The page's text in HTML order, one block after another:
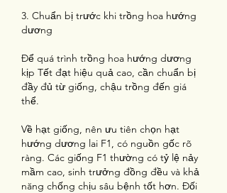
3. Chuẩn bị trước khi trồng hoa hướng
dương
Để quá trình trồng hoa hướng dương
kịp Tết đạt hiệu quả cao, cần chuẩn bị
đầy đủ từ giống, chậu trồng đến giá
thể.
Về hạt giống, nên ưu tiên chọn hạt
hướng dương lai F1, có nguồn gốc rõ
ràng. Các giống F1 thường có tỷ lệ nảy
mầm cao, sinh trưởng đồng đều và khả
năng chống chịu sâu bệnh tốt hơn. Đối